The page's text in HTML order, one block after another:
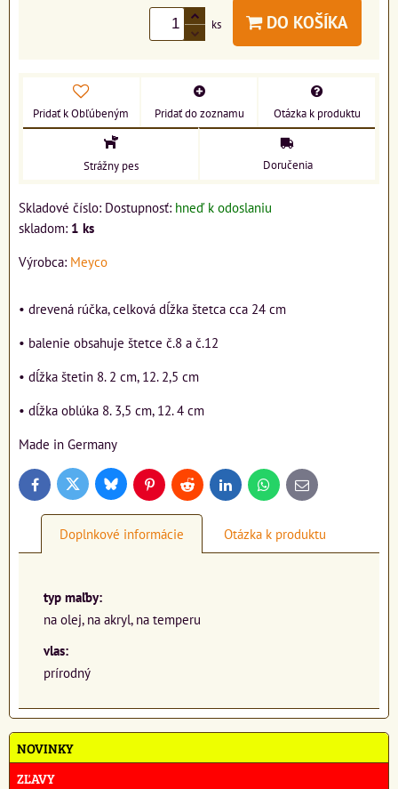
ks DO KOŠÍKA
Pridať k Obľúbeným Pridať do zoznamu Otázka k produktu
Strážny pes Doručenia
Skladové číslo: Dostupnosť: hneď k odoslaniu
skladom: 1 ks
Výrobca: Meyco
• drevená rúčka, celková dĺžka štetca cca 24 cm
• balenie obsahuje štetce č.8 a č.12
• dĺžka štetin 8. 2 cm, 12. 2,5 cm
• dĺžka oblúka 8. 3,5 cm, 12. 4 cm
Made in Germany
FacebookTwitter BlueskyPinterestReddit LinkedInWhatsApp
E-
mail
Doplnkové informácie Otázka k produktu
typ maľby:
na olej, na akryl, na temperu
vlas:
prírodný
NOVINKY
ZĽAVY